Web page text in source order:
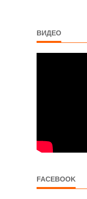
ВИДЕО
FACEBOOK